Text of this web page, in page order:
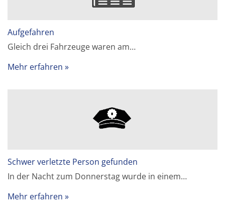
Aufgefahren
Gleich drei Fahrzeuge waren am…
Mehr erfahren
Schwer verletzte Person gefunden
In der Nacht zum Donnerstag wurde in einem…
Mehr erfahren